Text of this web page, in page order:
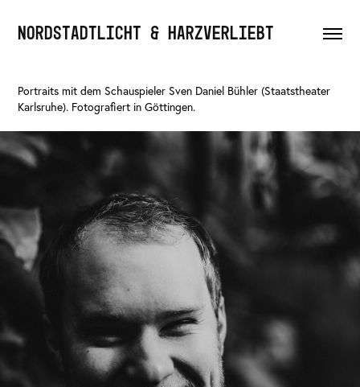
NORDSTADTLICHT & HARZVERLIEBT
Portraits mit dem Schauspieler Sven Daniel Bühler (Staatstheater
Karlsruhe). Fotografiert in Göttingen.